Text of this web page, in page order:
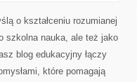
o kształceniu rozumianej
szkolna nauka, ale też jako
blog edukacyjny łączy
które pomagają